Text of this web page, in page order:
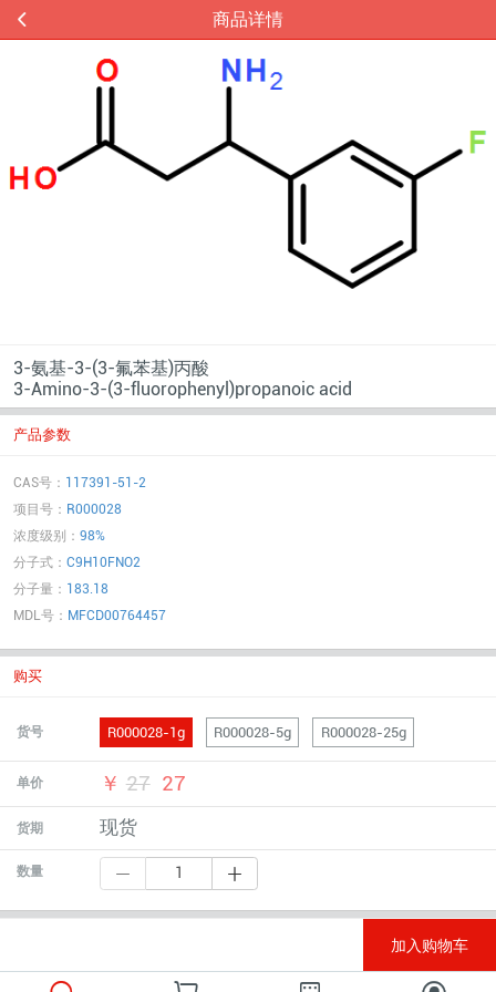
商品详情
3-氨基-3-(3-氟苯基)丙酸
3-Amino-3-(3-fluorophenyl)propanoic acid
产品参数
CAS号： 117391-51-2
项目号： R000028
浓度级别： 98%
分子式： C9H10FNO2
分子量： 183.18
MDL号： MFCD00764457
购买
货号 R000028-1g R000028-5g R000028-25g
单价 ￥ 27 27
货期 现货
数量
加入购物车